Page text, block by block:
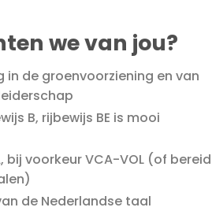
we van jou?
in de groenvoorziening en van
B, rijbewijs BE is mooi
bij voorkeur VCA-VOL (of bereid
de Nederlandse taal